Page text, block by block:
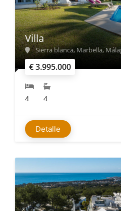
€ 3.995.000
Villa
Sierra blanca, Marbella,
4 4
Detalle